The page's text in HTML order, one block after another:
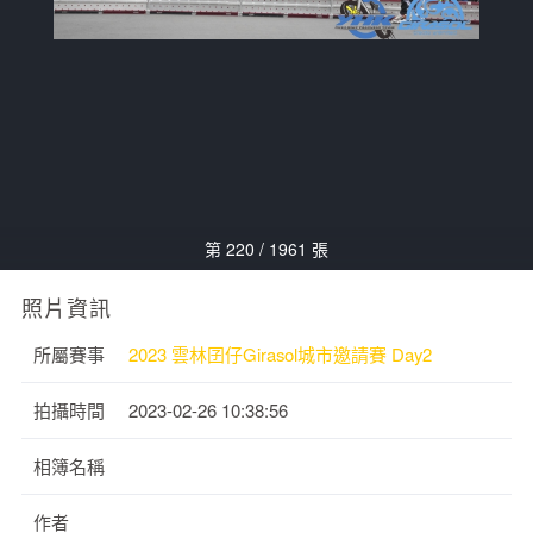
第 220 / 1961 張
照片資訊
所屬賽事 2023 雲林囝仔Girasol城市邀請賽 Day2
拍攝時間 2023-02-26 10:38:56
相簿名稱
作者